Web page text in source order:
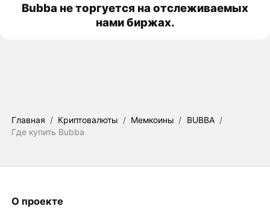
Bubba не торгуется на отслеживаемых
нами биржах.
Главная / Криптовалюты / Мемкоины / BUBBA /
Где купить Bubba
О проекте